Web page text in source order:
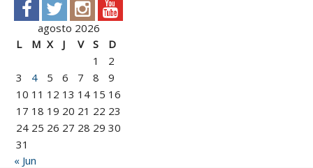
agosto 2026
L
M X J V S
D
1
2
3
4 5 6 7 8
9
10 11 12 13 14 15 16
17 18 19 20 21 22 23
24 25 26 27 28 29 30
31
« Jun